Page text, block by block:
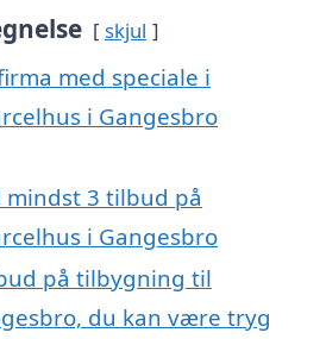
skjul
med speciale i
i Gangesbro
3 tilbud på
i Gangesbro
på tilbygning til
du kan være tryg